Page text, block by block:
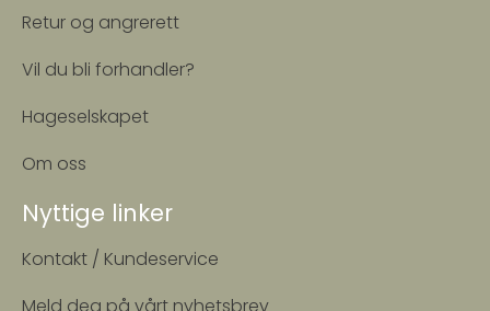
Retur og angrerett
Vil du bli forhandler?
Hageselskapet
Om oss
Nyttige linker
Kontakt / Kundeservice